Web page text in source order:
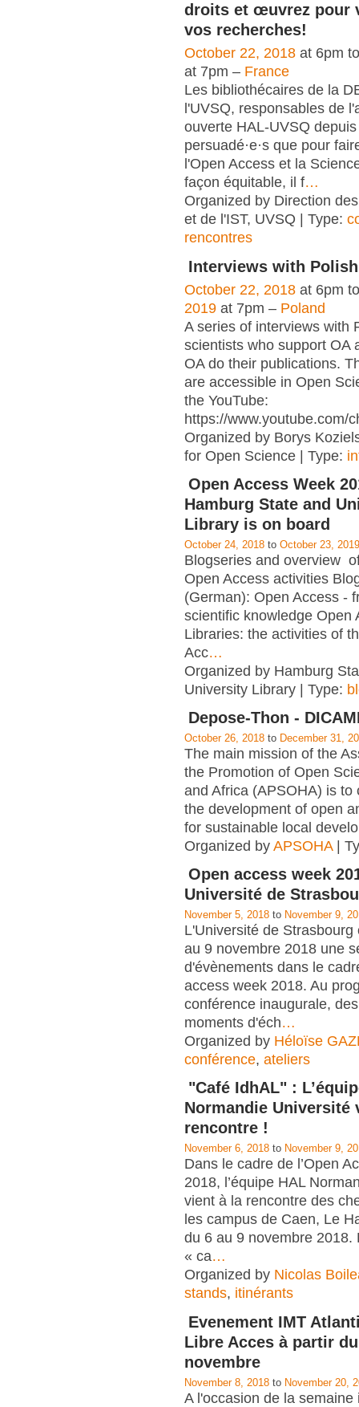
droits et œuvrez pour
vos recherches!
October 22, 2018 at 6pm
at 7pm – France
Les bibliothécaires de la
l'UVSQ, responsables de
ouverte HAL-UVSQ
persuadé·e·s que pour
l'Open Access et la
façon équitable, il f…
Organized by Direction
et de l'IST, UVSQ | Type:
rencontres
Interviews with
October 22, 2018 at 6pm
2019 at 7pm – Poland
A series of interviews with
scientists who support OA
OA do their publications.
are accessible in Open
the YouTube:
https://www.youtube.com/
Organized by Borys
for Open Science | Type:
Open Access Week
Hamburg State and
Library is on board
October 24, 2018 to October 23, 2019
Blogseries and overview
Open Access activities
(German): Open Access -
scientific knowledge Open
Libraries: the activities of
Acc…
Organized by Hamburg
University Library | Type:
Depose-Thon -
October 26, 2018 to December 31,
The main mission of the
the Promotion of Open
and Africa (APSOHA) is to
the development of open
for sustainable local
Organized by APSOHA|
Open access week
Université de
November 5, 2018 to November 9,
L'Université de Strasbourg
au 9 novembre 2018 une
d'évènements dans le
access week 2018. Au
conférence inaugurale,
moments d'éch…
Organized by Héloïse
conférence, ateliers
"Café IdhAL" :
Normandie Université
rencontre !
November 6, 2018 to November 9,
Dans le cadre de l’Open
2018, l’équipe HAL
vient à la rencontre des
les campus de Caen, Le
du 6 au 9 novembre 2018.
« ca…
Organized by Nicolas
stands, itinérants
Evenement IMT
Libre Acces à partir
novembre
November 8, 2018 to November 20,
A l'occasion de la semaine